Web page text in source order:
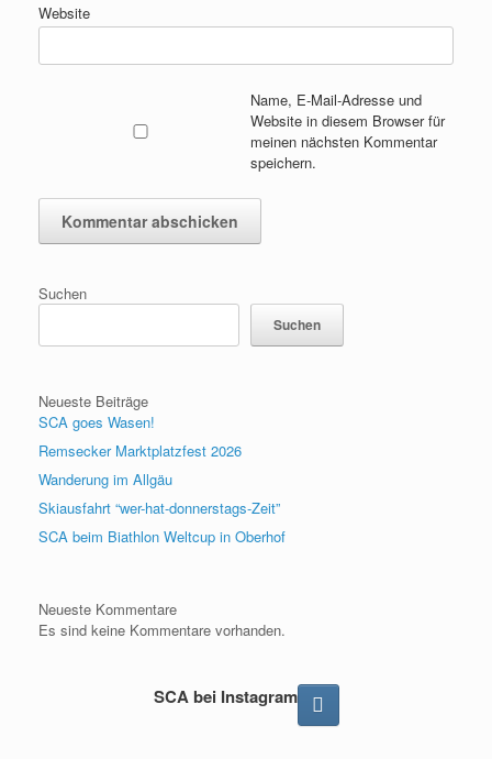
Website
Name, E-Mail-Adresse und
Website in diesem Browser für
meinen nächsten Kommentar
speichern.
Suchen
Suchen
Neueste Beiträge
SCA goes Wasen!
Remsecker Marktplatzfest 2026
Wanderung im Allgäu
Skiausfahrt “wer-hat-donnerstags-Zeit”
SCA beim Biathlon Weltcup in Oberhof
Neueste Kommentare
Es sind keine Kommentare vorhanden.
SCA bei Instagram